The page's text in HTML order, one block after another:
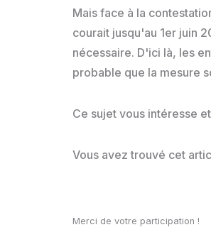
Mais face à la
courait jusqu'au 1er juin
nécessaire. D'ici là, les
probable que la mesure
Ce sujet vous intéresse
Vous avez trouvé cet
Merci de votre participation !